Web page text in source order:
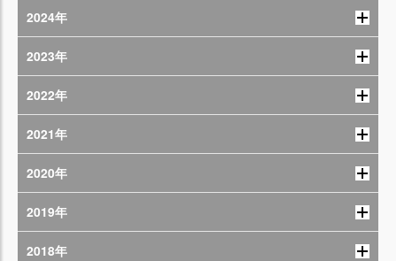
2024年
2023年
2022年
2021年
2020年
2019年
2018年